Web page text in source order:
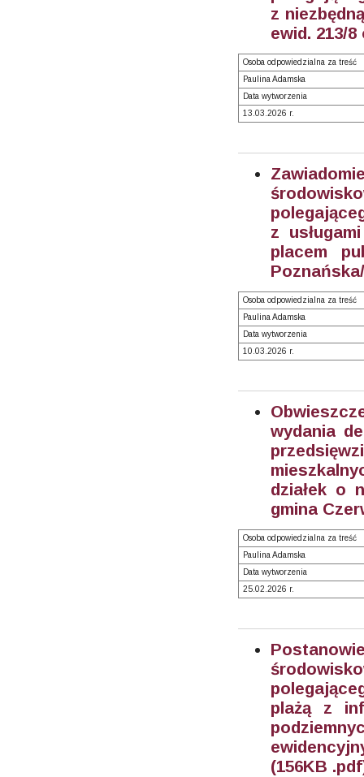
z
ewid. 213/
Osoba odpowiedzialna za treść
Paulina Adamska
Data wytworzenia
13.03.2026 r.
z
placem
Osoba odpowiedzialna za treść
Paulina Adamska
Data wytworzenia
10.03.2026 r.
wydania
działek o
gmina
Osoba odpowiedzialna za treść
Paulina Adamska
Data wytworzenia
25.02.2026 r.
plażą z
(156KB